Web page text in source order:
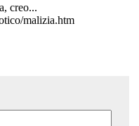
creo...
malizia.htm